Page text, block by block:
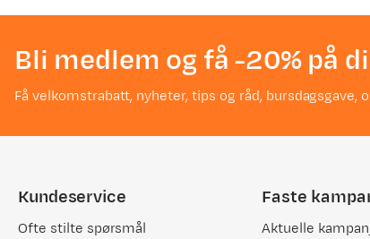
Bli medlem og få -20% på
Få velkomstrabatt, nyheter, tips og råd,
Kundeservice
Ofte stilte spørsmål
Faste
Aktuelle